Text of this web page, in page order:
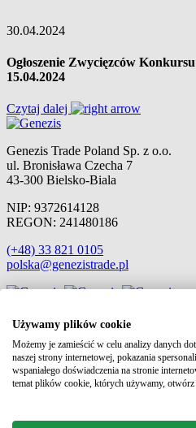
30.04.2024
Ogłoszenie Zwycięzców
15.04.2024
Czytaj dalej
Genezis Trade Poland Sp. z o.o.
ul. Bronisława Czecha 7
43-300 Bielsko-Biala
NIP: 9372614128
REGON: 241480186
(+48) 33 821 0105
polska@genezistrade.pl
O nas
Logistyka
Produkty
Aktualności
Kontakt
Ogólne warunki sprzedaży
Używamy plików cookie
Możemy je zamieścić w celu analizy danych
naszej strony internetowej, pokazania
wspaniałego doświadczenia na stronie
temat plików cookie, których używamy, otwórz